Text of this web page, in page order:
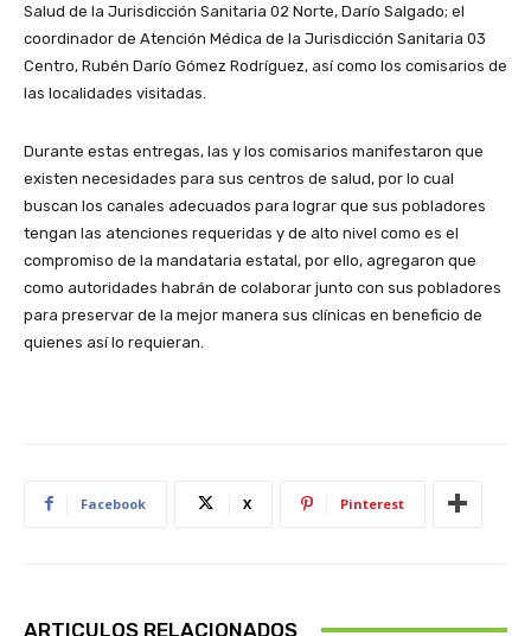
Salud de la Jurisdicción Sanitaria 02 Norte, Darío Salgado; el
coordinador de Atención Médica de la Jurisdicción Sanitaria 03
Centro, Rubén Darío Gómez Rodríguez, así como los comisarios de
las localidades visitadas.
Durante estas entregas, las y los comisarios manifestaron que
existen necesidades para sus centros de salud, por lo cual
buscan los canales adecuados para lograr que sus pobladores
tengan las atenciones requeridas y de alto nivel como es el
compromiso de la mandataria estatal, por ello, agregaron que
como autoridades habrán de colaborar junto con sus pobladores
para preservar de la mejor manera sus clínicas en beneficio de
quienes así lo requieran.
Facebook X Pinterest
ARTICULOS RELACIONADOS